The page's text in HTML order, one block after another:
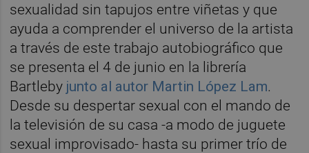
sexualidad sin tapujos entre viñetas y que
ayuda a comprender el universo de la artista
a través de este trabajo autobiográfico que
se presenta el 4 de junio en la librería
Bartleby junto al autor Martin López Lam.
Desde su despertar sexual con el mando de
la televisión de su casa -a modo de juguete
sexual improvisado- hasta su primer trío de